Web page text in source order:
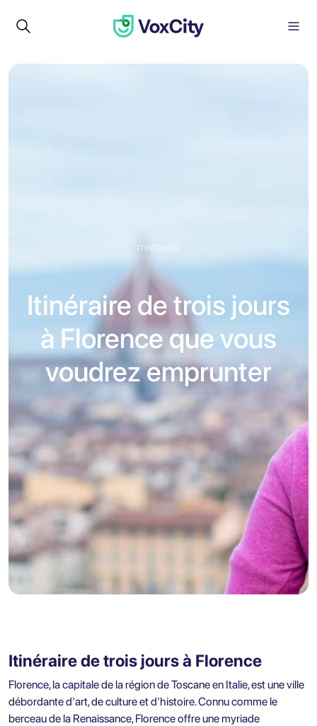
ITINÉRAIRE
Itinéraire de trois jours
à Florence que vous
voudrez emprunter
Itinéraire de trois jours à Florence
Florence, la capitale de la région de Toscane en Italie, est une ville
débordante d'art, de culture et d'histoire. Connu comme le
berceau de la Renaissance, Florence offre une myriade